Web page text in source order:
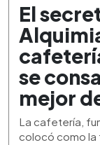
seconds
minutes,
34
seconds
El
se
mejor
La cafetería,
colocó como la